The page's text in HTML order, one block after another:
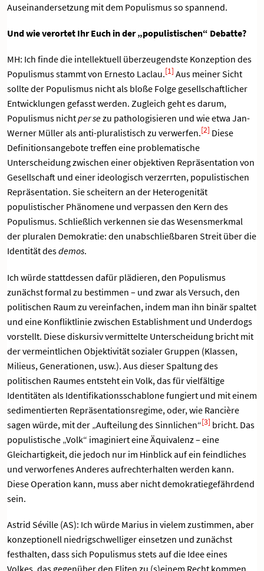
Auseinandersetzung mit dem Populismus so spannend.
Und wie verortet Ihr Euch in der „populistischen“ Debatte?
MH: Ich finde die intellektuell überzeugendste Konzeption des
Populismus stammt von Ernesto Laclau.[1] Aus meiner Sicht
sollte der Populismus nicht als bloße Folge gesellschaftlicher
Entwicklungen gefasst werden. Zugleich geht es darum,
Populismus nichtper sezu pathologisieren und wie etwa Jan-
Werner Müller als anti-pluralistisch zu verwerfen.[2] Diese
Definitionsangebote treffen eine problematische
Unterscheidung zwischen einer objektiven Repräsentation von
Gesellschaft und einer ideologisch verzerrten, populistischen
Repräsentation. Sie scheitern an der Heterogenität
populistischer Phänomene und verpassen den Kern des
Populismus. Schließlich verkennen sie das Wesensmerkmal
der pluralen Demokratie: den unabschließbaren Streit über die
Identität desdemos.
Ich würde stattdessen dafür plädieren, den Populismus
zunächst formal zu bestimmen – und zwar als Versuch, den
politischen Raum zu vereinfachen, indem man ihn binär spaltet
und eine Konfliktlinie zwischen Establishment und Underdogs
vorstellt. Diese diskursiv vermittelte Unterscheidung bricht mit
der vermeintlichen Objektivität sozialer Gruppen (Klassen,
Milieus, Generationen, usw.). Aus dieser Spaltung des
politischen Raumes entsteht ein Volk, das für vielfältige
Identitäten als Identifikationsschablone fungiert und mit einem
sedimentierten Repräsentationsregime, oder, wie Rancière
sagen würde, mit der „Aufteilung des Sinnlichen“[3] bricht. Das
populistische „Volk“ imaginiert eine Äquivalenz – eine
Gleichartigkeit, die jedoch nur im Hinblick auf ein feindliches
und verworfenes Anderes aufrechterhalten werden kann.
Diese Operation kann, muss aber nicht demokratiegefährdend
sein.
Astrid Séville (AS): Ich würde Marius in vielem zustimmen, aber
konzeptionell niedrigschwelliger einsetzen und zunächst
festhalten, dass sich Populismus stets auf die Idee eines
Volkes, das gegenüber den Eliten zu (s)einem Recht kommen